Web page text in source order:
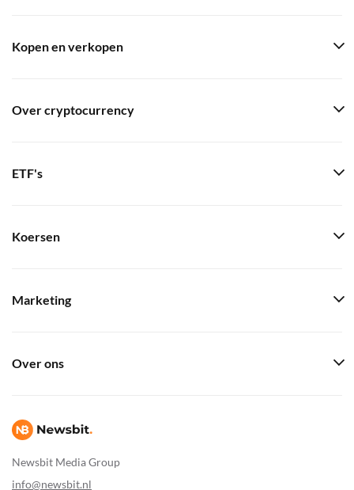
Newsbit Media Group
info@newsbit.nl
Kopen en verkopen
Over cryptocurrency
ETF's
Koersen
Marketing
Over ons